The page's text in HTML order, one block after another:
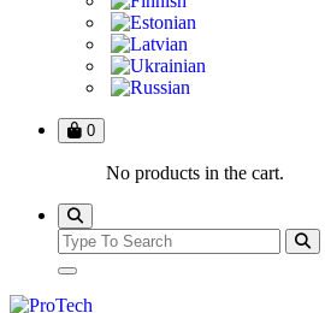
0
No products in the cart.